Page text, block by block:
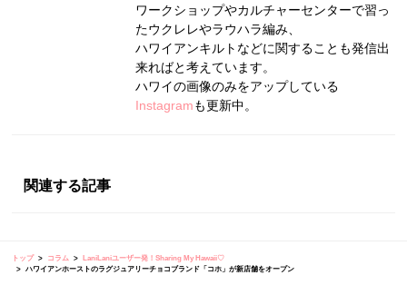
ワークショップやカルチャーセンターで習っ
たウクレレやラウハラ編み、
ハワイアンキルトなどに関することも発信出
来ればと考えています。
ハワイの画像のみをアップしている
Instagramも更新中。
関連する記事
トップ コラム
LaniLaniユーザー発！Sharing My Hawaii♡
ハワイアンホーストのラグジュアリーチョコブランド「コホ」が新店舗をオープン